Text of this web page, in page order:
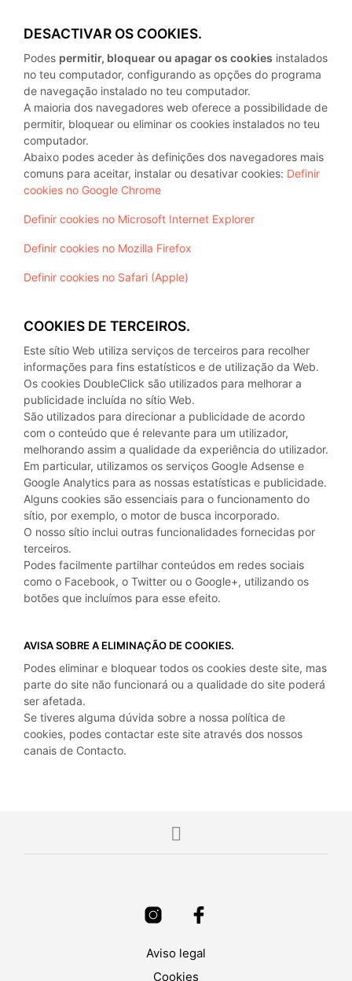
DESACTIVAR OS COOKIES.
Podes permitir, bloquear ou apagar os cookies instalados
no teu computador, configurando as opções do programa
de navegação instalado no teu computador.
A maioria dos navegadores web oferece a possibilidade de
permitir, bloquear ou eliminar os cookies instalados no teu
computador.
Abaixo podes aceder às definições dos navegadores mais
comuns para aceitar, instalar ou desativar cookies: Definir
cookies no Google Chrome
Definir cookies no Microsoft Internet Explorer
Definir cookies no Mozilla Firefox
Definir cookies no Safari (Apple)
COOKIES DE TERCEIROS.
Este sítio Web utiliza serviços de terceiros para recolher
informações para fins estatísticos e de utilização da Web.
Os cookies DoubleClick são utilizados para melhorar a
publicidade incluída no sítio Web.
São utilizados para direcionar a publicidade de acordo
com o conteúdo que é relevante para um utilizador,
melhorando assim a qualidade da experiência do utilizador.
Em particular, utilizamos os serviços Google Adsense e
Google Analytics para as nossas estatísticas e publicidade.
Alguns cookies são essenciais para o funcionamento do
sítio, por exemplo, o motor de busca incorporado.
O nosso sítio inclui outras funcionalidades fornecidas por
terceiros.
Podes facilmente partilhar conteúdos em redes sociais
como o Facebook, o Twitter ou o Google+, utilizando os
botões que incluímos para esse efeito.
AVISA SOBRE A ELIMINAÇÃO DE COOKIES.
Podes eliminar e bloquear todos os cookies deste site, mas
parte do site não funcionará ou a qualidade do site poderá
ser afetada.
Se tiveres alguma dúvida sobre a nossa política de
cookies, podes contactar este site através dos nossos
canais de Contacto.
Aviso legal
Cookies